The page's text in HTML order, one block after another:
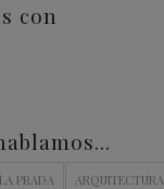
con
PRADA ARQUITECTURA